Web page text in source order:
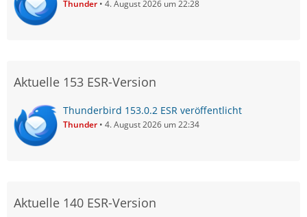
Thunder 4. August 2026 um 22:28
Aktuelle 153 ESR-Version
Thunderbird 153.0.2 ESR veröffentlicht
Thunder 4. August 2026 um 22:34
Aktuelle 140 ESR-Version